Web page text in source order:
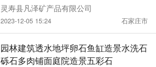
灵寿县凡泽矿产品有限公司
2023-12-05 15:24 石家庄市
园林建筑透水地坪卵石鱼缸造景水洗石
砾石多肉铺面庭院造景五彩石